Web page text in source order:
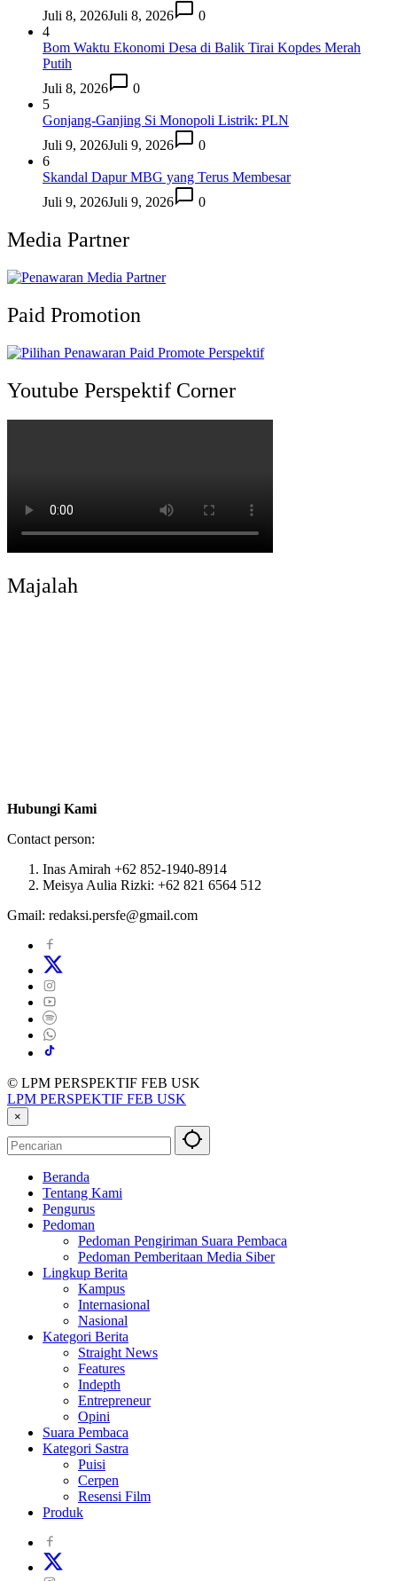
Juli 8, 2026Juli 8, 2026
0
4
Bom Waktu Ekonomi Desa di Balik Tirai Kopdes Merah
Putih
Juli 8, 2026
0
5
Gonjang-Ganjing Si Monopoli Listrik: PLN
Juli 9, 2026Juli 9, 2026
0
6
Skandal Dapur MBG yang Terus Membesar
Juli 9, 2026Juli 9, 2026 0
Media Partner
Paid Promotion
Youtube Perspektif Corner
Majalah
Hubungi Kami
Contact person:
Inas Amirah +62 852-1940-8914
Meisya Aulia Rizki: +62 821 6564 512
Gmail: redaksi.persfe@gmail.com
© LPM PERSPEKTIF FEB USK
LPM PERSPEKTIF FEB USK
×
Beranda
Tentang Kami
Pengurus
Pedoman
Pedoman Pengiriman Suara Pembaca
Pedoman Pemberitaan Media Siber
Lingkup Berita
Kampus
Internasional
Nasional
Kategori Berita
Straight News
Features
Indepth
Entrepreneur
Opini
Suara Pembaca
Kategori Sastra
Puisi
Cerpen
Resensi Film
Produk